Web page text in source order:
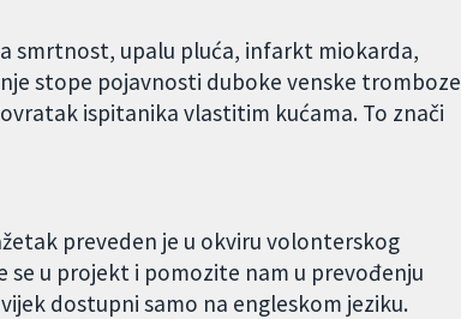
smrtnost, upalu pluća, infarkt miokarda,
stope pojavnosti duboke venske tromboze
ispitanika vlastitim kućama. To znači
preveden je u okviru volonterskog
u projekt i pomozite nam u prevođenju
dostupni samo na engleskom jeziku.